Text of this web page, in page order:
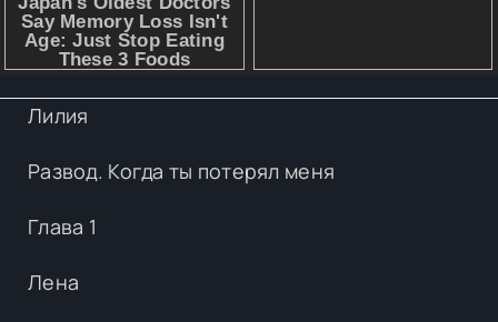
Лилия
Развод. Когда ты потерял меня
Глава 1
Лена